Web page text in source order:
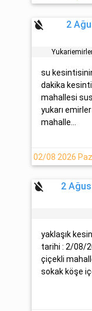
format_color_reset
2
su
dakika
mahallesi
yukarı
mahalle...
format_color_reset
2
yaklaşık
tarihi : 2/08/
çiçekli
sokak köşe